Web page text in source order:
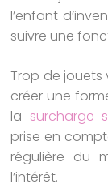
l’enfant
suivre une
Trop de jouets
créer une
la surcharge
prise en
régulière du
l’intérêt.